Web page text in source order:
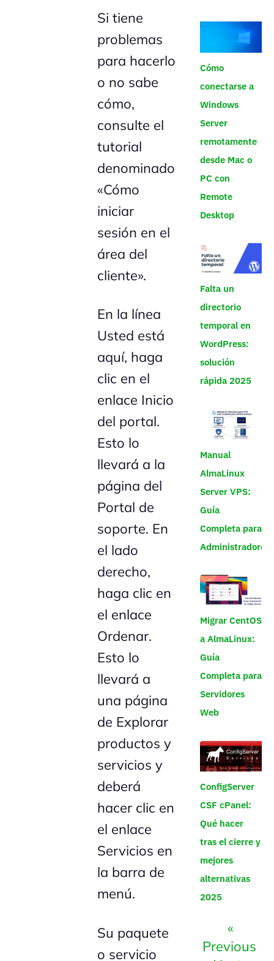
Si tiene
problemas
para hacerlo
o no sabe
cómo,
consulte el
tutorial
denominado
«Cómo
iniciar
sesión en el
área del
cliente».
En la línea
Usted está
aquí, haga
clic en el
enlace Inicio
del portal.
Esto lo
llevará a la
página del
Portal de
soporte. En
el lado
derecho,
haga clic en
el enlace
Ordenar.
Esto lo
llevará a
una página
de Explorar
productos y
servicios y
deberá
hacer clic en
el enlace
Servicios en
la barra de
menú.
Su paquete
o servicio
Cómo
conectarse a
Windows
Server
remotamente
desde Mac o
PC con
Remote
Desktop
Falta un
directorio
temporal en
WordPress:
solución
rápida 2025
Manual
AlmaLinux
Server VPS:
Guía
Completa para
Administradores
Migrar CentOS
a AlmaLinux:
Guía
Completa para
Servidores
Web
ConfigServer
CSF cPanel:
Qué hacer
tras el cierre y
mejores
alternativas
2025
«
Previous